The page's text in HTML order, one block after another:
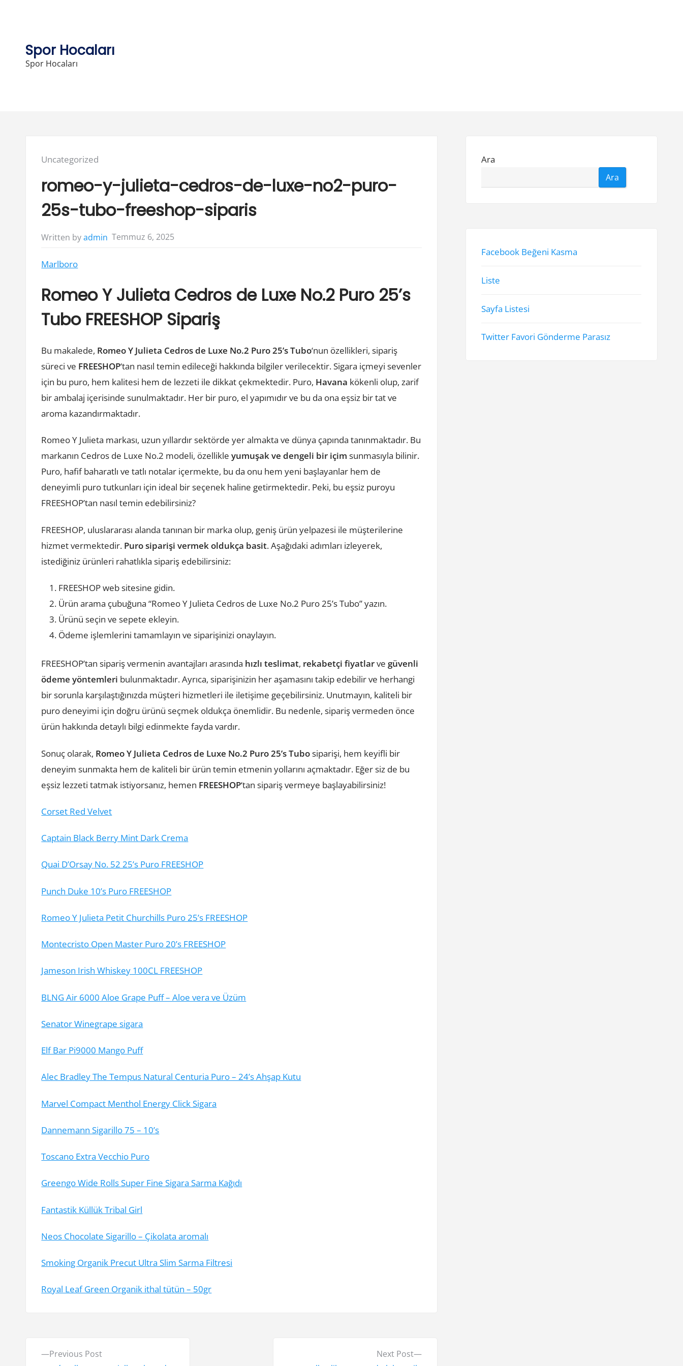
Spor Hocaları
Spor Hocaları
Posted
Uncategorized
romeo-y-julieta-cedros-de-luxe-no2-puro-
25s-tubo-freeshop-siparis
Written byadmin Temmuz 6, 2025
Marlboro
Romeo Y Julieta Cedros de Luxe No.2 Puro 25’s
Tubo FREESHOP Sipariş
Bu makalede, Romeo Y Julieta Cedros de Luxe No.2 Puro 25’s Tubo‘nun özellikleri, sipariş
süreci ve FREESHOP‘tan nasıl temin edileceği hakkında bilgiler verilecektir. Sigara içmeyi sevenler
için bu puro, hem kalitesi hem de lezzeti ile dikkat çekmektedir. Puro, Havana kökenli olup, zarif
bir ambalaj içerisinde sunulmaktadır. Her bir puro, el yapımıdır ve bu da ona eşsiz bir tat ve
aroma kazandırmaktadır.
Romeo Y Julieta markası, uzun yıllardır sektörde yer almakta ve dünya çapında tanınmaktadır. Bu
markanın Cedros de Luxe No.2 modeli, özellikleyumuşak ve dengeli bir içim sunmasıyla bilinir.
Puro, hafif baharatlı ve tatlı notalar içermekte, bu da onu hem yeni başlayanlar hem de
deneyimli puro tutkunları için ideal bir seçenek haline getirmektedir. Peki, bu eşsiz puroyu
FREESHOP’tan nasıl temin edebilirsiniz?
FREESHOP, uluslararası alanda tanınan bir marka olup, geniş ürün yelpazesi ile müşterilerine
hizmet vermektedir. Puro siparişi vermek oldukça basit. Aşağıdaki adımları izleyerek,
istediğiniz ürünleri rahatlıkla sipariş edebilirsiniz:
FREESHOP web sitesine gidin.
Ürün arama çubuğuna “Romeo Y Julieta Cedros de Luxe No.2 Puro 25’s Tubo” yazın.
Ürünü seçin ve sepete ekleyin.
Ödeme işlemlerini tamamlayın ve siparişinizi onaylayın.
FREESHOP’tan sipariş vermenin avantajları arasında hızlı teslimat, rekabetçi fiyatlarve güvenli
ödeme yöntemleri bulunmaktadır. Ayrıca, siparişinizin her aşamasını takip edebilir ve herhangi
bir sorunla karşılaştığınızda müşteri hizmetleri ile iletişime geçebilirsiniz. Unutmayın, kaliteli bir
puro deneyimi için doğru ürünü seçmek oldukça önemlidir. Bu nedenle, sipariş vermeden önce
ürün hakkında detaylı bilgi edinmekte fayda vardır.
Sonuç olarak, Romeo Y Julieta Cedros de Luxe No.2 Puro 25’s Tubosiparişi, hem keyifli bir
deneyim sunmakta hem de kaliteli bir ürün temin etmenin yollarını açmaktadır. Eğer siz de bu
eşsiz lezzeti tatmak istiyorsanız, hemen FREESHOP‘tan sipariş vermeye başlayabilirsiniz!
Corset Red Velvet
Captain Black Berry Mint Dark Crema
Quai D’Orsay No. 52 25’s Puro FREESHOP
Punch Duke 10’s Puro FREESHOP
Romeo Y Julieta Petit Churchills Puro 25’s FREESHOP
Montecristo Open Master Puro 20’s FREESHOP
Jameson Irish Whiskey 100CL FREESHOP
BLNG Air 6000 Aloe Grape Puff – Aloe vera ve Üzüm
Senator Winegrape sigara
Elf Bar Pi9000 Mango Puff
Alec Bradley The Tempus Natural Centuria Puro – 24’s Ahşap Kutu
Marvel Compact Menthol Energy Click Sigara
Dannemann Sigarillo 75 – 10’s
Toscano Extra Vecchio Puro
Greengo Wide Rolls Super Fine Sigara Sarma Kağıdı
Fantastik Küllük Tribal Girl
Neos Chocolate Sigarillo – Çikolata aromalı
Smoking Organik Precut Ultra Slim Sarma Filtresi
Royal Leaf Green Organik ithal tütün – 50gr
Previous PostP
Next Post
N
Ara
Ara
Facebook Beğeni Kasma
Liste
Sayfa Listesi
Twitter Favori Gönderme Parasız